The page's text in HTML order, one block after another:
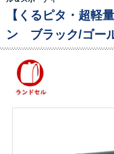
【くるピタ・超軽
ン ブラック/ゴー